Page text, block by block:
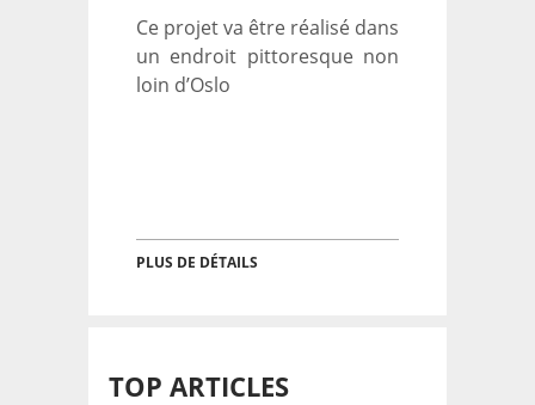
Ce projet va être réalisé dans
un endroit pittoresque non
loin d’Oslo
PLUS DE DÉTAILS
TOP ARTICLES